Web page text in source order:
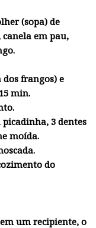
(sopa) de
em pau,
frangos) e
min.
3 dentes
moída.
do
um recipiente, o